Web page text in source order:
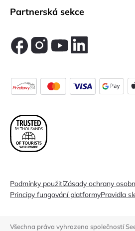
Partnerská sekce
Podmínky použitíZásady ochrany
Principy fungování platformyPravidla
Všechna práva vyhrazena společností